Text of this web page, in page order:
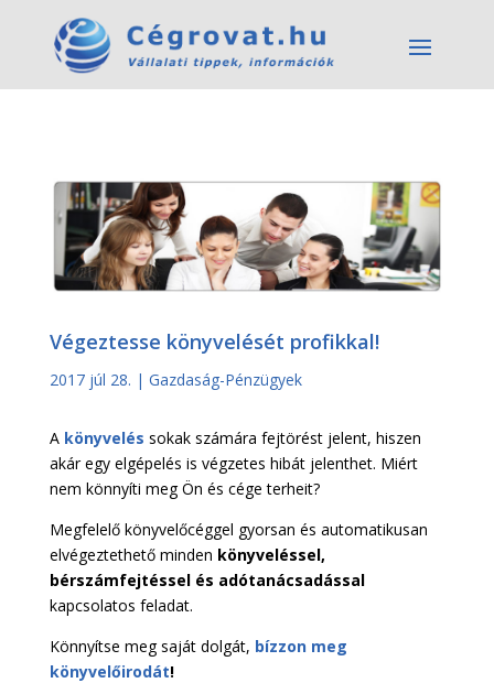
Végeztesse könyvelését profikkal!
2017 júl 28. | Gazdaság-Pénzügyek
A könyvelés sokak számára fejtörést jelent, hiszen
akár egy elgépelés is végzetes hibát jelenthet. Miért
nem könnyíti meg Ön és cége terheit?
Megfelelő könyvelőcéggel gyorsan és automatikusan
elvégeztethető minden könyveléssel,
bérszámfejtéssel és adótanácsadással
kapcsolatos feladat.
Könnyítse meg saját dolgát, bízzon meg
könyvelőirodát!